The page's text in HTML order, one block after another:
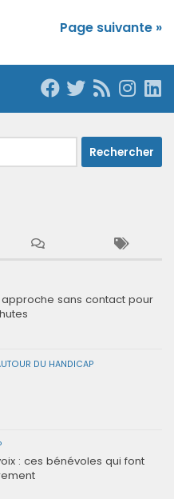
Page suivante »
sans contact pour
DU HANDICAP
: ces bénévoles qui font